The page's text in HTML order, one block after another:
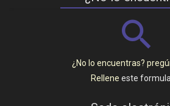
¿No lo encuentras?
Rellene este